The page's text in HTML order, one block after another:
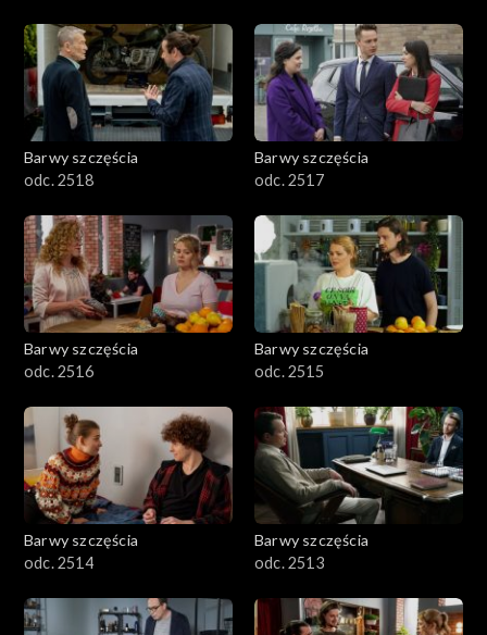
Barwy szczęścia
odc. 2518
Barwy szczęścia
odc. 2517
Barwy szczęścia
odc. 2516
Barwy szczęścia
odc. 2515
Barwy szczęścia
odc. 2514
Barwy szczęścia
odc. 2513